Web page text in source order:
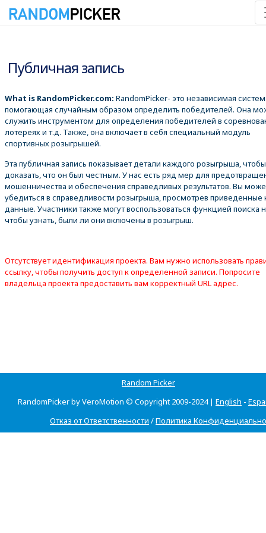
Публичная запись
What is RandomPicker.com: RandomPicker- это независимая
помогающая случайным образом определить победителей. Она
служить инструментом для определения победителей в
лотереях и т.д. Также, она включает в себя специальный модуль
спортивных розыгрышей.
Эта публичная запись показывает детали каждого розыгрыша, чтобы
доказать, что он был честным. У нас есть ряд мер для
мошенничества и обеспечения справедливых результатов. Вы
убедиться в справедливости розыгрыша, просмотрев приведенные
данные. Участники также могут воспользоваться функцией поиска
чтобы узнать, были ли они включены в розыгрыш.
Отсутствует идентификация проекта. Вам нужно использовать
ссылку, чтобы получить доступ к определенной записи. Попросите
владельца проекта предоставить вам корректный URL адрес.
Random Picker
RandomPicker by VeroMotion © Copyright 2009-2024 | English -
Отказ от Ответственности /Политика